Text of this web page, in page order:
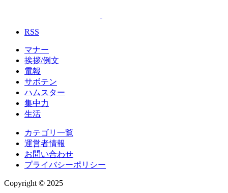
RSS
マナー
挨拶/例文
電報
サボテン
ハムスター
集中力
生活
カテゴリ一覧
運営者情報
お問い合わせ
プライバシーポリシー
Copyright © 2025